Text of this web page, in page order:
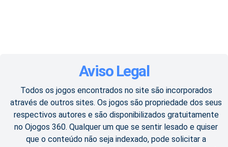
Aviso Legal
Todos os jogos encontrados no site são incorporados
através de outros sites. Os jogos são propriedade dos seus
respectivos autores e são disponibilizados gratuitamente
no Ojogos 360. Qualquer um que se sentir lesado e quiser
que o conteúdo não seja indexado, pode solicitar a